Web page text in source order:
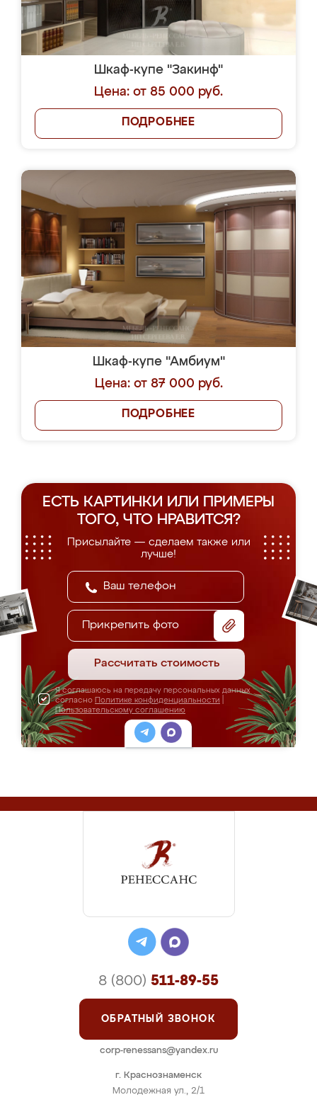
Шкаф-купе "Закинф"
Цена: от 85 000 руб.
ПОДРОБНЕЕ
Шкаф-купе "Амбиум"
Цена: от 87 000 руб.
ПОДРОБНЕЕ
ЕСТЬ КАРТИНКИ ИЛИ ПРИМЕРЫ
ТОГО, ЧТО НРАВИТСЯ?
Присылайте — сделаем также или
лучше!
Прикрепить фото
Рассчитать стоимость
Я соглашаюсь на передачу персональных данных
согласно Политике конфиденциальности
Пользовательскому соглашению
г. Краснознаменск
Молодежная ул., 2/1
8 (800) 511-89-55
ОБРАТНЫЙ ЗВОНОК
corp-renessans@yandex.ru